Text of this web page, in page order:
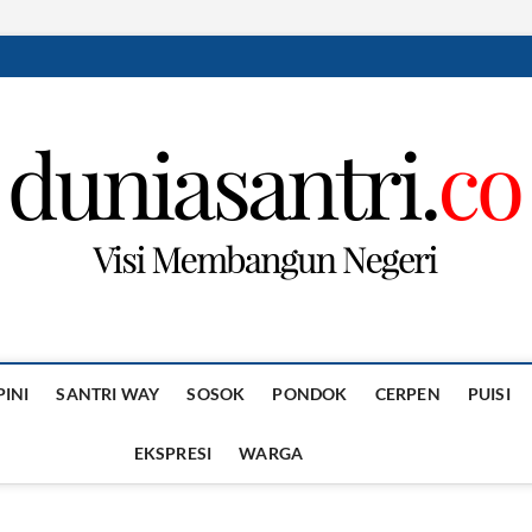
SANTRI WAY SOSOK PONDOK CERPEN PUISI
EKSPRESI WARGA